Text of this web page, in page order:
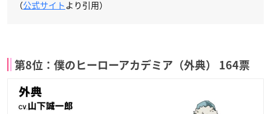
（公式サイト より引用）
第8位：僕のヒーローアカデミア（外典） 164票